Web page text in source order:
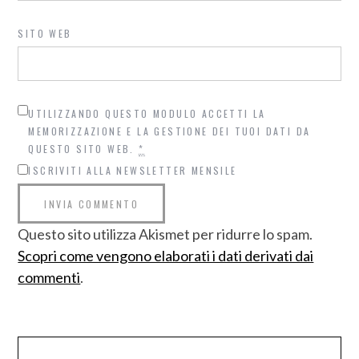
SITO WEB
UTILIZZANDO QUESTO MODULO ACCETTI LA
MEMORIZZAZIONE E LA GESTIONE DEI TUOI DATI DA
QUESTO SITO WEB.*
ISCRIVITI ALLA NEWSLETTER MENSILE
Questo sito utilizza Akismet per ridurre lo spam.
Scopri come vengono elaborati i dati derivati dai
commenti.